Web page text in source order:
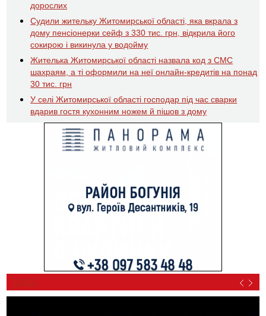
дорослих
Судили жительку Житомирської області, яка вкрала з
дому пенсіонерки сейф з 330 тис. грн, відкрила його
сокирою і викинула у водойму
Жителька Житомирської області назвала код з СМС
шахраям, а ті оформили на неї онлайн-кредитів на понад
30 тис. грн
У селі Житомирської області господар під час сварки
вдарив гостя кухонним ножем й пішов з дому
ВІДЕО